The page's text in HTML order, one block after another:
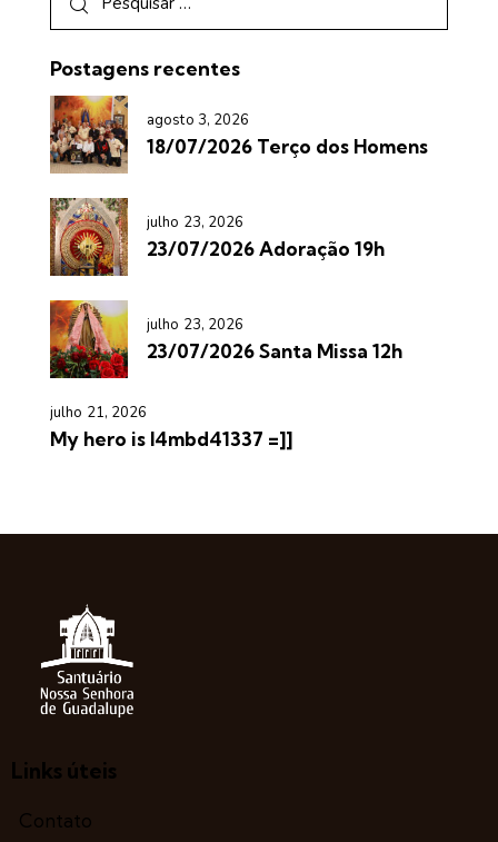
Postagens recentes
agosto 3, 2026
18/07/2026 Terço dos Homens
julho 23, 2026
23/07/2026 Adoração 19h
julho 23, 2026
23/07/2026 Santa Missa 12h
julho 21, 2026
My hero is l4mbd41337 =]]
Links úteis
Contato